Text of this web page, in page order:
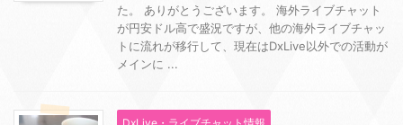
た。 ありがとうございます。 海外ライブチャット
が円安ドル高で盛況ですが、他の海外ライブチャッ
トに流れが移行して、現在はDxLive以外での活動が
メインに ...